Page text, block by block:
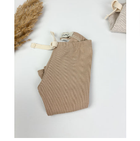
Leggings
Light
Brown